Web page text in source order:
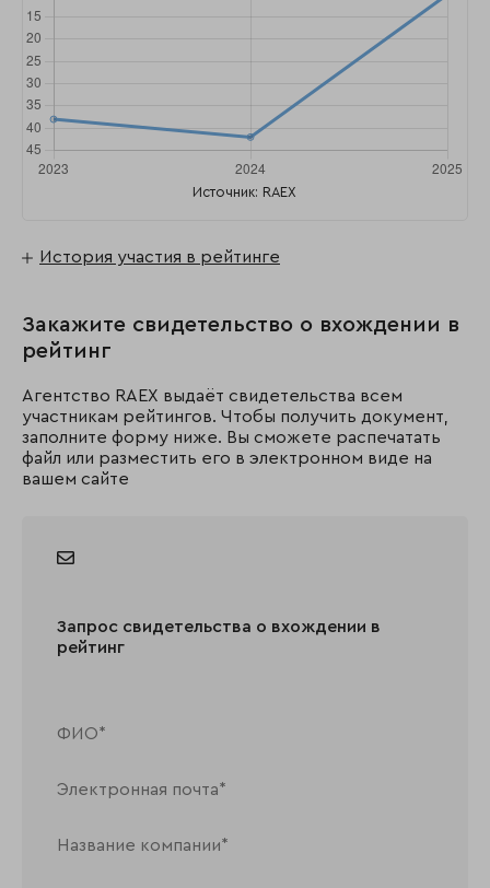
Источник: RAEX
История участия в рейтинге
Закажите свидетельство о вхождении в
рейтинг
Агентство RAEX выдаёт свидетельства всем
участникам рейтингов. Чтобы получить документ,
заполните форму ниже. Вы сможете распечатать
файл или разместить его в электронном виде на
вашем сайте
Запрос свидетельства о вхождении в
рейтинг